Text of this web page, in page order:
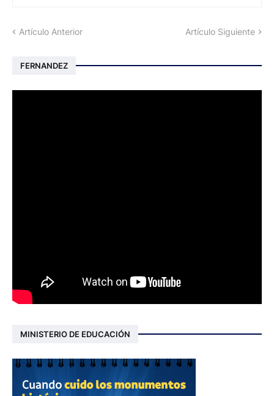
Artículo Anterior Artículo Siguiente
FERNANDEZ
MINISTERIO DE EDUCACIÓN